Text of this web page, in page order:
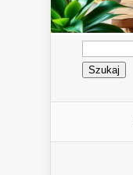
Szukaj: